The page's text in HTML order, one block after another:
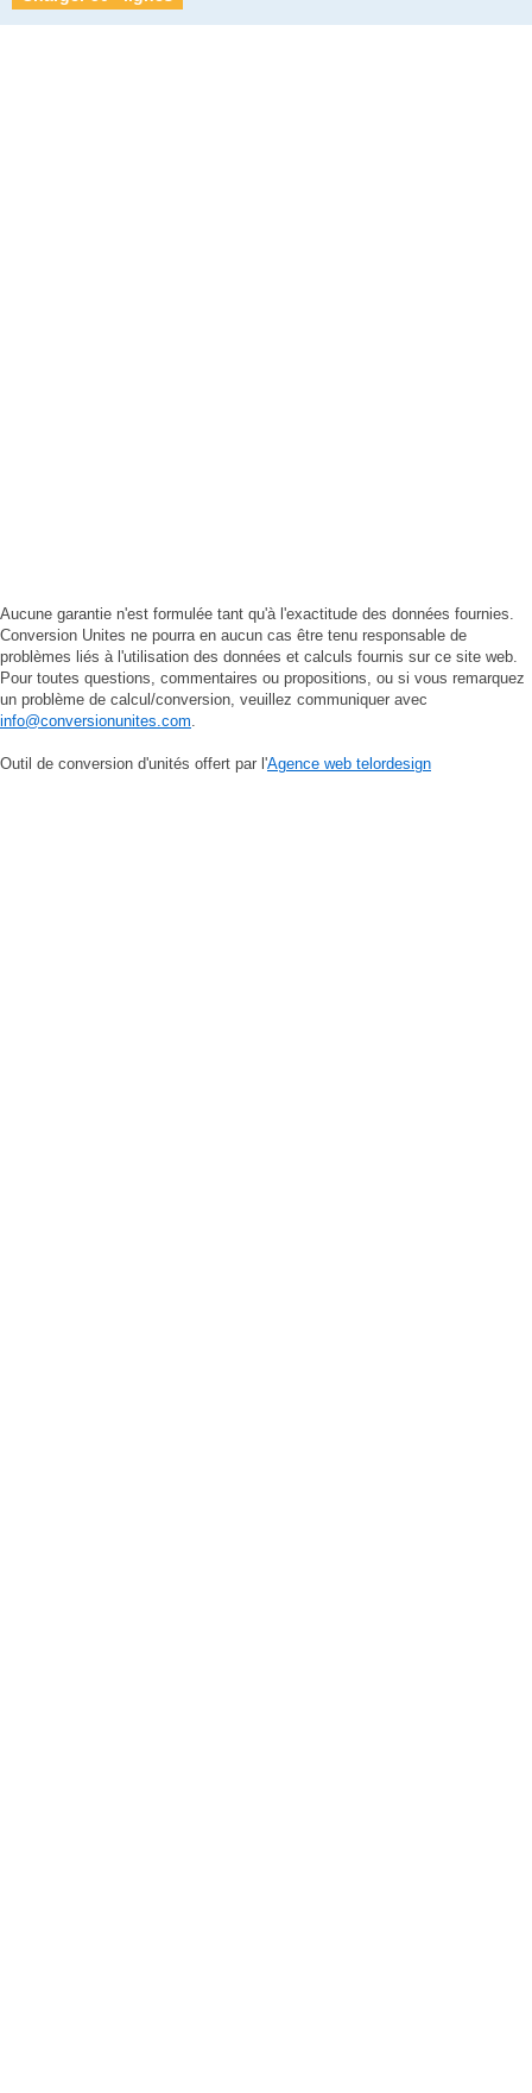
Aucune garantie n'est formulée tant qu'à l'exactitude des données fournies.
Conversion Unites ne pourra en aucun cas être tenu responsable de
problèmes liés à l'utilisation des données et calculs fournis sur ce site web.
Pour toutes questions, commentaires ou propositions, ou si vous remarquez
un problème de calcul/conversion, veuillez communiquer avec
info@conversionunites.com
Outil de conversion d'unités offert par l'Agence web telordesign